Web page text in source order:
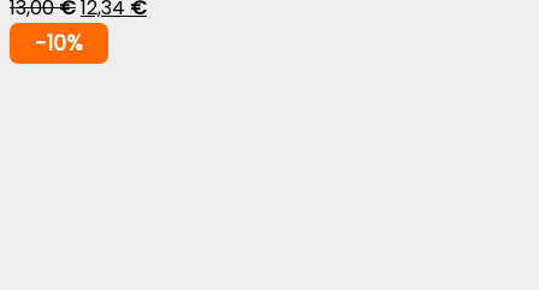
13,00€12,34 €
-10%